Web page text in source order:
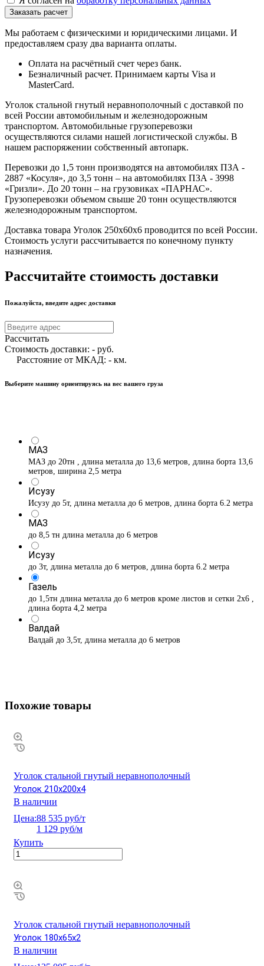
Мы работаем с физическими и юридическими лицами. И
предоставляем сразу два варианта оплаты.
Оплата на расчётный счет через банк.
Безналичный расчет. Принимаем карты Visa и
MasterCard.
Уголок стальной гнутый неравнополочный с доставкой по
всей России автомобильным и железнодорожным
транспортом. Автомобильные грузоперевозки
осуществляются силами нашей логистической службы. В
нашем распоряжении собственный автопарк.
Перевозки до 1,5 тонн производятся на автомобилях ПЗА -
2887 «Косуля», до 3,5 тонн – на автомобилях ПЗА - 3998
«Гризли». До 20 тонн – на грузовиках «ПАРНАС».
Грузоперевозки объемом свыше 20 тонн осуществляются
железнодорожным транспортом.
Доставка товара Уголок 250х60х6 проводится по всей России.
Стоимость услуги рассчитывается по конечному пункту
назначения.
Рассчитайте стоимость доставки
Пожалуйста, введите адрес доставки
Рассчитать
Стоимость доставки: - руб.
Расстояние от МКАД: - км.
Выберите машину ориентируясь на вес вашего груза
МАЗ
МАЗ до 20тн , длина металла до 13,6 метров, длина борта 13,6
метров, ширина 2,5 метра
Исузу
Исузу до 5т, длина металла до 6 метров, длина борта 6.2 метра
МАЗ
до 8,5 тн длина металла до 6 метров
Исузу
до 3т, длина металла до 6 метров, длина борта 6.2 метра
Газель
до 1,5тн длина металла до 6 метров кроме листов и сетки 2х6 ,
длина борта 4,2 метра
Валдай
Валдай до 3,5т, длина металла до 6 метров
Похожие товары
Уголок стальной гнутый неравнополочный
Уголок 210х200х4
В наличии
Цена:88 535 руб/т
1 129 руб/м
Купить
Уголок стальной гнутый неравнополочный
Уголок 180х65х2
В наличии